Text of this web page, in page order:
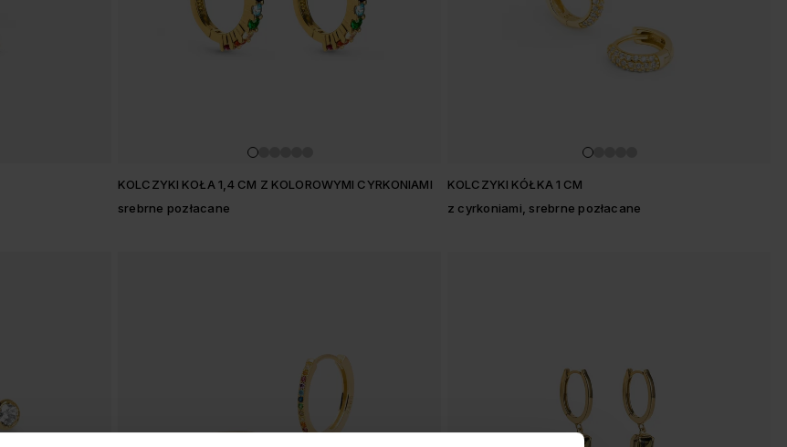
KOLCZYKI KOŁA 1,4 CM Z KOLOROWYMI CYRKONIAMI
srebrne pozłacane
KOLCZYKI KÓŁKA 1 CM
z cyrkoniami, srebrne pozłacane